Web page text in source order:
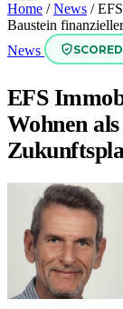
Home / News /
Baustein
News
EFS
Wohnen